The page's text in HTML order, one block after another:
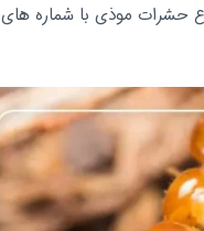
حشرات موذی با شماره های